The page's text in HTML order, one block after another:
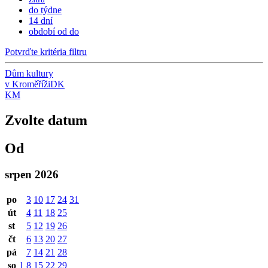
do týdne
14 dní
období od do
Potvrďte kritéria filtru
Dům kultury
v KroměřížiDK
KM
Zvolte datum
Od
srpen 2026
po 3 10 17 24 31
út
4 11 18 25
st
5 12 19 26
čt
6 13 20 27
pá
7 14 21 28
so 1 8 15 22 29